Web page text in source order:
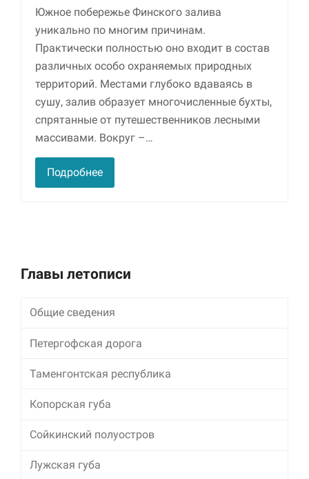
Южное побережье Финского залива
уникально по многим причинам.
Практически полностью оно входит в состав
различных особо охраняемых природных
территорий. Местами глубоко вдаваясь в
сушу, залив образует многочисленные бухты,
спрятанные от путешественников лесными
массивами. Вокруг –…
Подробнее
Главы летописи
Общие сведения
Петергофская дорога
Таменгонтская республика
Копорская губа
Сойкинский полуостров
Лужская губа
Необходимые
этих файлов cookie
обязательно. Они
необходимы для
функционирования
веб-сайта.